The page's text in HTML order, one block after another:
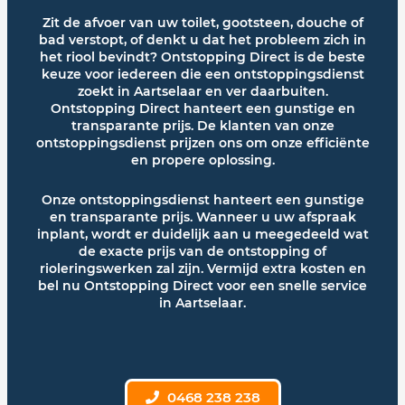
Zit de afvoer van uw toilet, gootsteen, douche of
bad verstopt, of denkt u dat het probleem zich in
het riool bevindt? Ontstopping Direct is de beste
keuze voor iedereen die een ontstoppingsdienst
zoekt in Aartselaar en ver daarbuiten.
Ontstopping Direct hanteert een gunstige en
transparante prijs. De klanten van onze
ontstoppingsdienst prijzen ons om onze efficiënte
en propere oplossing.
Onze ontstoppingsdienst hanteert een gunstige
en transparante prijs. Wanneer u uw afspraak
inplant, wordt er duidelijk aan u meegedeeld wat
de exacte prijs van de ontstopping of
rioleringswerken zal zijn. Vermijd extra kosten en
bel nu Ontstopping Direct voor een snelle service
in Aartselaar.
0468 238 238